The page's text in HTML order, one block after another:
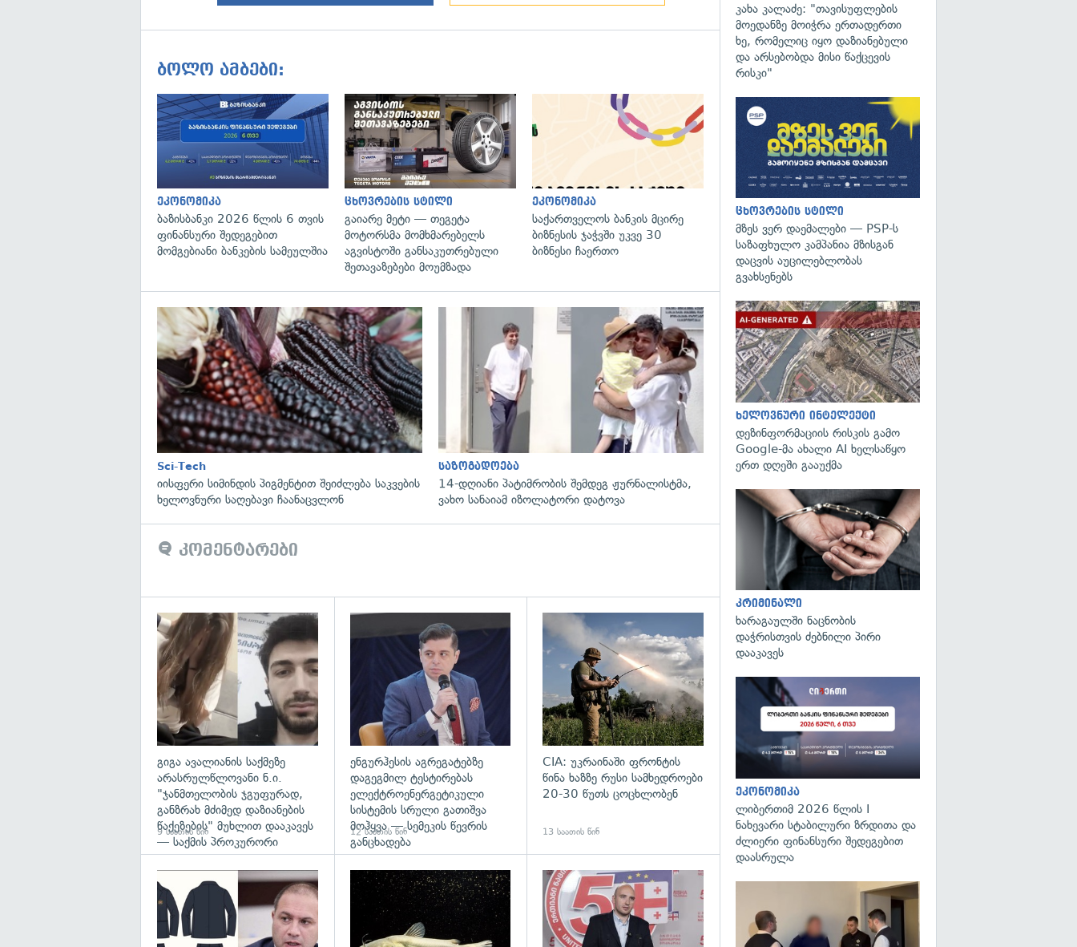
ბოლო ამბები:
ეკონომიკა
ბაზისბანკი 2026 წლის 6 თვის
ფინანსური შედეგებით
მომგებიანი ბანკების სამეულშია
ცხოვრების სტილი
გაიარე მეტი — თეგეტა
მოტორსმა მომხმარებელს
აგვისტოში განსაკუთრებული
შეთავაზებები მოუმზადა
ეკონომიკა
საქართველოს ბანკის მცირე
ბიზნესის ჯაჭვში უკვე 30
ბიზნესი ჩაერთო
Sci-Tech
იისფერი სიმინდის პიგმენტით შეიძლება საკვების
ხელოვნური საღებავი ჩაანაცვლონ
გადახედვა
საზოგადოება
14-დღიანი პატიმრობის შემდეგ ჟურნალისტმა,
ვახო სანაიამ იზოლატორი დატოვა
კომენტარები
გიგა ავალიანის საქმეზე
არასრულწლოვანი ნ.ი.
"ჯანმთელობის ჯგუფურად,
განზრახ მძიმედ დაზიანების
წაქეზების" მუხლით დააკავეს
— საქმის პროკურორი
9 საათის წინ
გადახედვა
ენგურჰესის აგრეგატებზე
დაგეგმილ ტესტირებას
ელექტროენერგეტიკული
სისტემის სრული გათიშვა
მოჰყვა — სემეკის წევრის
განცხადება
12 საათის წინ
გადახედვა
CIA: უკრაინაში ფრონტის
წინა ხაზზე რუსი სამხედროები
20-30 წუთს ცოცხლობენ
13 საათის წინ
გადახედვა გადახედვა
კახა კალაძე: "თავისუფლების
მოედანზე მოიჭრა ერთადერთი
ხე, რომელიც იყო დაზიანებული
და არსებობდა მისი წაქცევის
რისკი"
ცხოვრების სტილი
მზეს ვერ დაემალები — PSP-ს
საზაფხულო კამპანია მზისგან
დაცვის აუცილებლობას
გვახსენებს
ხელოვნური ინტელექტი
დეზინფორმაციის რისკის გამო
Google-მა ახალი AI ხელსაწყო
ერთ დღეში გააუქმა
კრიმინალი
ხარაგაულში ნაცნობის
დაჭრისთვის ძებნილი პირი
დააკავეს
ეკონომიკა
ლიბერთიმ 2026 წლის I
ნახევარი სტაბილური ზრდითა და
ძლიერი ფინანსური შედეგებით
დაასრულა